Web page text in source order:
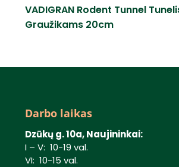
VADIGRAN Rodent Tunnel
Graužikams 20cm
Darbo laikas
Dzūkų g. 10a, Naujininkai:
I – V: 10-19 val.
VI: 10-15 val.